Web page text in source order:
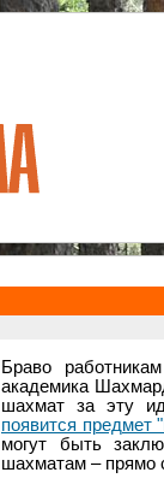
Браво
академика
шахмат за эту
появится
могут быть
шахматам – прямо